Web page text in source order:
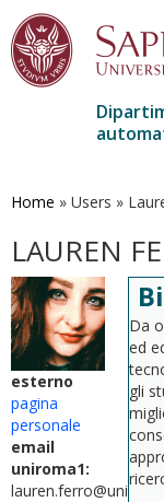
contenuto
Home » Users »
LAUREN
esterno
pagina
personale
email
uniroma1:
Da
ed
gli